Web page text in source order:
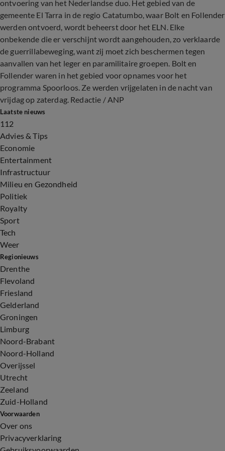
ontvoering van het Nederlandse duo. Het gebied van de
gemeente El Tarra in de regio Catatumbo, waar Bolt en Follender
werden ontvoerd, wordt beheerst door het ELN. Elke
onbekende die er verschijnt wordt aangehouden, zo verklaarde
de guerrillabeweging, want zij moet zich beschermen tegen
aanvallen van het leger en paramilitaire groepen. Bolt en
Follender waren in het gebied voor opnames voor het
programma Spoorloos. Ze werden vrijgelaten in de nacht van
vrijdag op zaterdag. Redactie / ANP
Laatste nieuws
112
Advies & Tips
Economie
Entertainment
Infrastructuur
Milieu en Gezondheid
Politiek
Royalty
Sport
Tech
Weer
Regionieuws
Drenthe
Flevoland
Friesland
Gelderland
Groningen
Limburg
Noord-Brabant
Noord-Holland
Overijssel
Utrecht
Zeeland
Zuid-Holland
Voorwaarden
Over ons
Privacyverklaring